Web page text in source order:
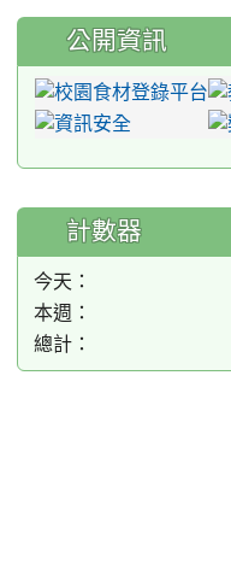
公開資訊
計數器
今天：
本週：
總計：